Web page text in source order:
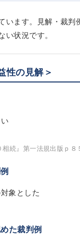
います。見解・裁
状況です。
性の見解＞
続』第一法規出版ｐ８
象とした
た裁判例